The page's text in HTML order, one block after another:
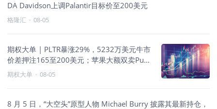
DA Davidson上调Palantir目标价至200美元
格隆汇 · 08-05
期权大单 | PLTR暴涨29%，5232万美元牛市
价差押注165至200美元；苹果大额双卖Put
收租，特斯拉330美元Call多空对决
期权大单 · 08-05
8 月 5 日，“大空头”原型人物 Michael Burry 披露其最新持仓，